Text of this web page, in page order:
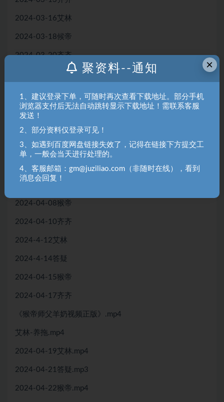
2024-03-16艾林
2024-03-18候帝
2024-03-20齐齐
2024-03-22艾林
2024-03-25猴帝
2024-03-27艾林
2024-03-29齐齐
2024-04-01猴帝
2024-04-03齐齐
2024-04-08猴帝
2024-04-10齐齐
2024-4-12艾林
2024-4-14答疑
2024-04-15猴帝
2024-04-17齐齐
《猴帝师父羊奶视频正版》.mp4
艾林-养拖.mp4
2024-04-19艾林.mp4
2024-04-21答疑.mp3
2024-04-22猴帝.mp4
×
聚资料--通知
1、建议登录下单，可随时再次查看下载地址。部分手机
浏览器支付后无法自动跳转显示下载地址！需联系客服
发送！
2、部分资料仅登录可见！
3、如遇到百度网盘链接失效了，记得在链接下方提交工
单，一般会当天进行处理的。
4、客服邮箱：gm@juziliao.com（非随时在线），看到
消息会回复！